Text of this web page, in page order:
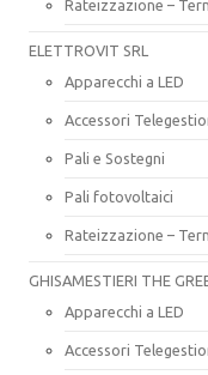
Rateizzazione –
ELETTROVIT SRL
Apparecchi a LED
Accessori
Pali e Sostegni
Pali fotovoltaici
Rateizzazione –
GHISAMESTIERI THE
Apparecchi a LED
Accessori